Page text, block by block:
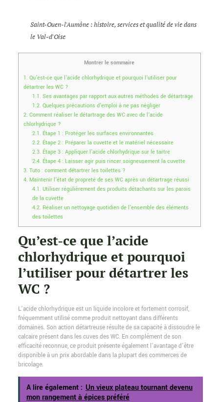
Saint-Ouen-l'Aumône : histoire, services et qualité de vie dans
le Val-d'Oise
Montrer le sommaire
1. Qu’est-ce que l’acide chlorhydrique et pourquoi l’utiliser pour
détartrer les WC ?
1.1. Ses avantages par rapport aux autres méthodes de détartrage
1.2. Quelques précautions d’emploi à ne pas négliger
2. Comment réaliser le détartrage des WC avec de l’acide
chlorhydrique ?
2.1. Étape 1 : Protéger les surfaces environnantes
2.2. Étape 2 : Préparer la cuvette et le matériel nécessaire
2.3. Étape 3 : Appliquer l’acide chlorhydrique sur le tartre
2.4. Étape 4 : Laisser agir puis rincer soigneusement la cuvette
3. Tuto : comment détartrer les toilettes ?
4. Maintenir l’état de propreté de ses WC après un détartrage réussi
4.1. Utiliser régulièrement des produits détachants sur les parois
de la cuvette
4.2. Réaliser un nettoyage quotidien de l’ensemble des éléments
des toilettes
Qu’est-ce que l’acide
chlorhydrique et pourquoi
l’utiliser pour détartrer les
WC ?
L’acide chlorhydrique est un liquide incolore et fortement corrosif,
fréquemment utilisé comme produit nettoyant dans différents
domaines. Son action détartreuse résulte de sa capacité à dissoudre le
calcaire présent dans les cuves des WC. En complément de son
efficacité reconnue, ce produit présente également l’avantage d’être
disponible à un prix abordable dans la plupart des commerces de
bricolage.
A lire également : Un vieux plateau tournant devenu
mon rangement à épices préféré